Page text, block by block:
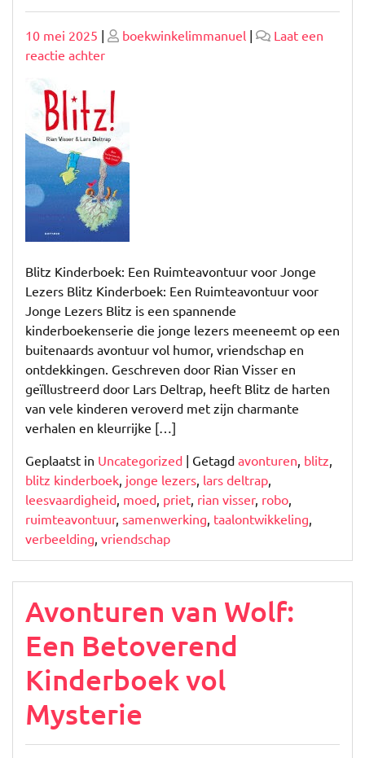
Geplaatst
op
10 mei 2025 | Geplaatst
boekwinkelimmanuel |
Laat een
reactie achterop
het
Ruimteavontuur
met
Blitz
Kinderboek!
Blitz Kinderboek: Een Ruimteavontuur voor Jonge
Lezers Blitz Kinderboek: Een Ruimteavontuur voor
Jonge Lezers Blitz is een spannende
kinderboekenserie die jonge lezers meeneemt op een
buitenaards avontuur vol humor, vriendschap en
ontdekkingen. Geschreven door Rian Visser en
geïllustreerd door Lars Deltrap, heeft Blitz de harten
van vele kinderen veroverd met zijn charmante
verhalen en kleurrijke […]
Geplaatst in Uncategorized | Getagd avonturen, blitz,
blitz kinderboek, jonge lezers, lars deltrap,
leesvaardigheid, moed, priet, rian visser, robo,
ruimteavontuur, samenwerking, taalontwikkeling,
verbeelding, vriendschap
Avonturen van Wolf:
Een Betoverend
Kinderboek vol
Mysterie